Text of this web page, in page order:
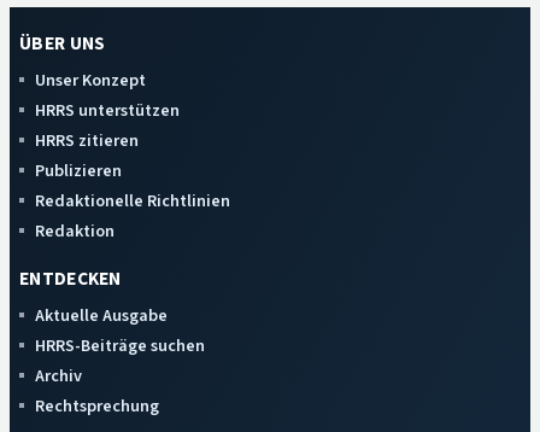
ÜBER UNS
Unser Konzept
HRRS unterstützen
HRRS zitieren
Publizieren
Redaktionelle Richtlinien
Redaktion
ENTDECKEN
Aktuelle Ausgabe
HRRS-Beiträge suchen
Archiv
Rechtsprechung